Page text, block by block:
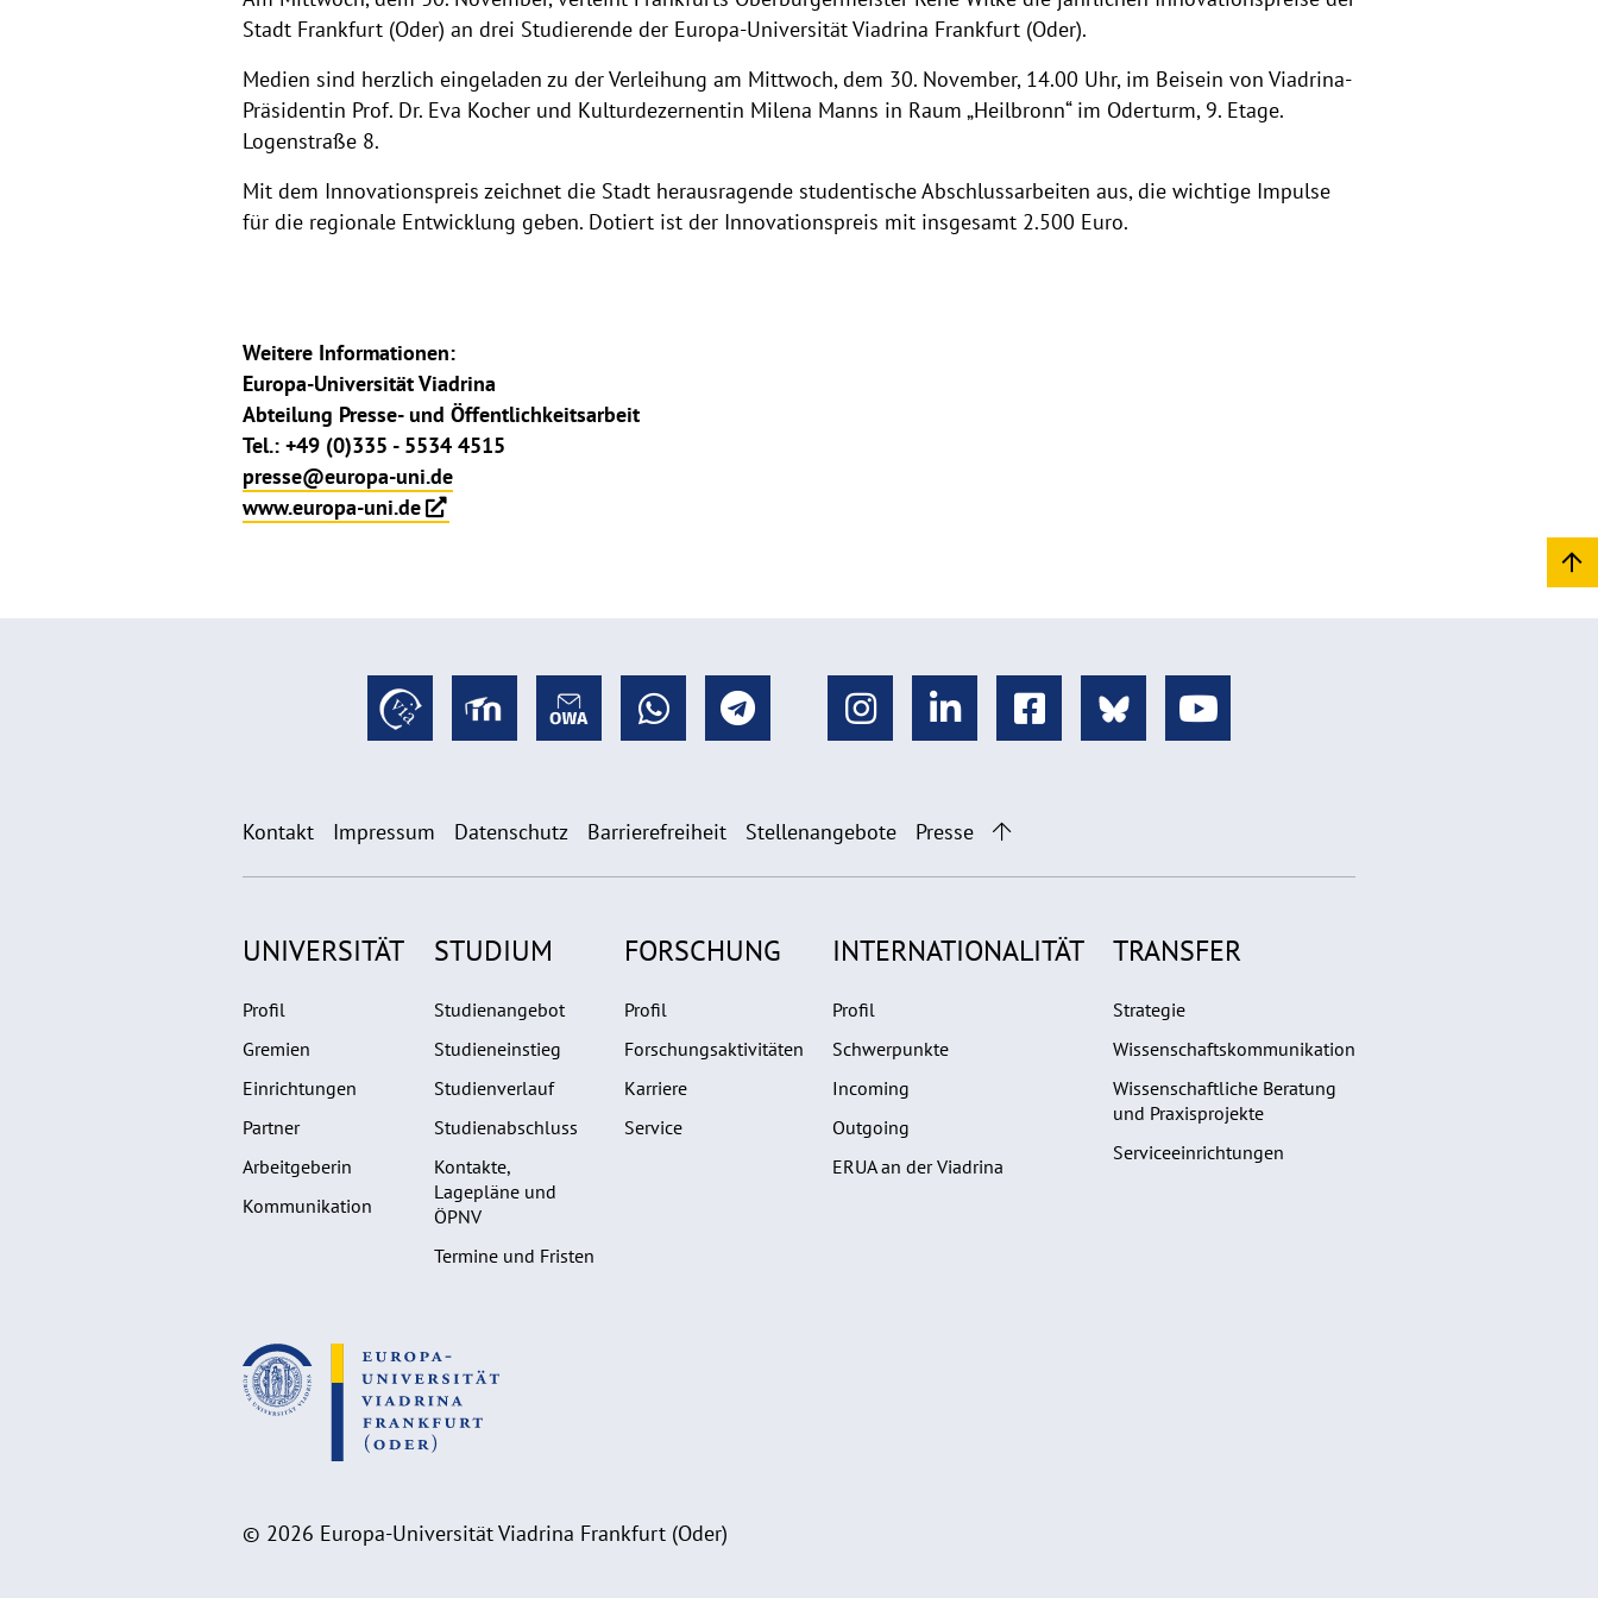
Stadt Frankfurt (Oder) an drei Studierende der Europa-Universität Viadrina Frankfurt (Oder).
Medien sind herzlich eingeladen zu der Verleihung am Mittwoch, dem 30. November, 14.00 Uhr, im Beisein von Viadrina-
Präsidentin Prof. Dr. Eva Kocher und Kulturdezernentin Milena Manns in Raum „Heilbronn“ im Oderturm, 9. Etage.
Logenstraße 8.
Mit dem Innovationspreis zeichnet die Stadt herausragende studentische Abschlussarbeiten aus, die wichtige Impulse
für die regionale Entwicklung geben. Dotiert ist der Innovationspreis mit insgesamt 2.500 Euro.
Weitere Informationen:
Europa-Universität Viadrina
Abteilung Presse- und Öffentlichkeitsarbeit
Tel.: +49 (0)335 - 5534 4515
presse@europa-uni.de
www.europa-uni.de
Kontakt Impressum Datenschutz Barrierefreiheit Stellenangebote Presse
UNIVERSITÄT
Profil
Gremien
Einrichtungen
Partner
Arbeitgeberin
Kommunikation
STUDIUM
Studienangebot
Studieneinstieg
Studienverlauf
Studienabschluss
Kontakte,
Lagepläne und
ÖPNV
Termine und Fristen
FORSCHUNG
Profil
Forschungsaktivitäten
Karriere
Service
INTERNATIONALITÄT
Profil
Schwerpunkte
Incoming
Outgoing
ERUA an der Viadrina
TRANSFER
Strategie
Wissenschaftskommunikation
Wissenschaftliche Beratung
und Praxisprojekte
Serviceeinrichtungen
© 2026 Europa-Universität Viadrina Frankfurt (Oder)